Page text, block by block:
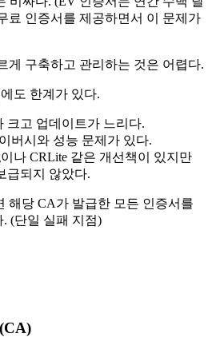
료 인증서를 제공하면서 이 문제가
게 구축하고 관리하는 것은 어렵다.
도 한계가 있다.
크고 업데이트가 느리다.
버시와 성능 문제가 있다.
이나 CRLite 같은 개선책이 있지만
급되지 않았다.
해당 CA가 발급한 모든 인증서를
(단일 실패 지점)